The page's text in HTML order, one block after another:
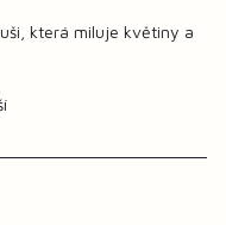
která miluje květiny a